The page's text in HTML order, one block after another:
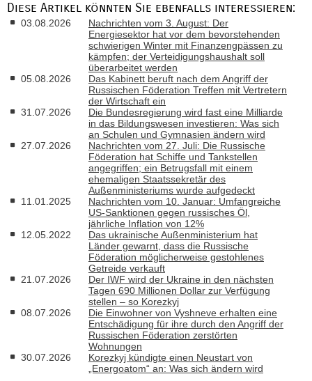
Diese Artikel könnten Sie ebenfalls interessieren:
03.08.2026
Nachrichten vom 3. August: Der
Energiesektor hat vor dem bevorstehenden
schwierigen Winter mit Finanzengpässen zu
kämpfen; der Verteidigungshaushalt soll
überarbeitet werden
05.08.2026
Das Kabinett beruft nach dem Angriff der
Russischen Föderation Treffen mit Vertretern
der Wirtschaft ein
31.07.2026
Die Bundesregierung wird fast eine Milliarde
in das Bildungswesen investieren: Was sich
an Schulen und Gymnasien ändern wird
27.07.2026
Nachrichten vom 27. Juli: Die Russische
Föderation hat Schiffe und Tankstellen
angegriffen; ein Betrugsfall mit einem
ehemaligen Staatssekretär des
Außenministeriums wurde aufgedeckt
11.01.2025
Nachrichten vom 10. Januar: Umfangreiche
US-Sanktionen gegen russisches Öl,
jährliche Inflation von 12%
12.05.2022
Das ukrainische Außenministerium hat
Länder gewarnt, dass die Russische
Föderation möglicherweise gestohlenes
Getreide verkauft
21.07.2026
Der IWF wird der Ukraine in den nächsten
Tagen 690 Millionen Dollar zur Verfügung
stellen – so Korezkyj
08.07.2026
Die Einwohner von Vyshneve erhalten eine
Entschädigung für ihre durch den Angriff der
Russischen Föderation zerstörten
Wohnungen
30.07.2026
Korezkyj kündigte einen Neustart von
„Energoatom“ an: Was sich ändern wird